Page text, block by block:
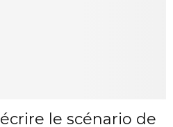
le scénario de